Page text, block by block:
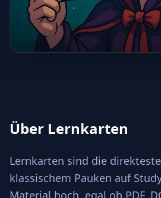
Über Lernkarten
Lernkarten sind die
klassischem Pauken auf